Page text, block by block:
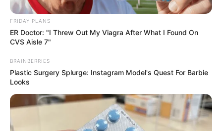
แชร์
9 ความเชื่อ เกี่ยวกับ ฤกษ์แต่งงาน
FRIDAY PLANS
ER Doctor: "I Threw Out My Viagra After What I Found On
CVS Aisle 7"
BRAINBERRIES
Plastic Surgery Splurge: Instagram Model's Quest For Barbie
Looks